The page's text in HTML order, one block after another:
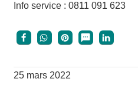
Info ser­vice : 0811 091 623
25 mars 2022